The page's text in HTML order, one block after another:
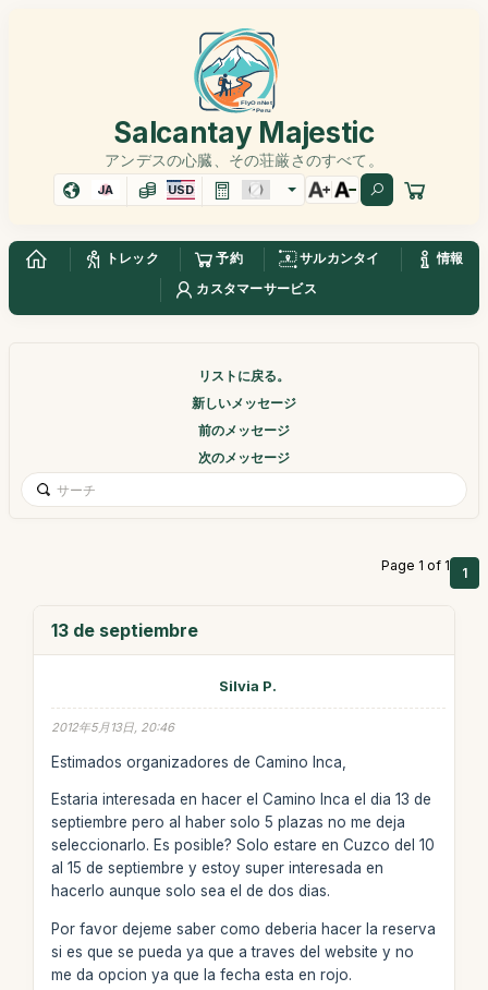
Salcantay Majestic
アンデスの心臓、その荘厳さのすべて。
JA USD
トレック 予約 サルカンタイ
情報
カスタマーサービス
リストに戻る。
新しいメッセージ
前のメッセージ
次のメッセージ
Page 1 of 1 1
13 de septiembre
Silvia P.
2012年5月13日, 20:46
Estimados organizadores de Camino Inca,
Estaria interesada en hacer el Camino Inca el dia 13 de
septiembre pero al haber solo 5 plazas no me deja
seleccionarlo. Es posible? Solo estare en Cuzco del 10
al 15 de septiembre y estoy super interesada en
hacerlo aunque solo sea el de dos dias.
Por favor dejeme saber como deberia hacer la reserva
si es que se pueda ya que a traves del website y no
me da opcion ya que la fecha esta en rojo.